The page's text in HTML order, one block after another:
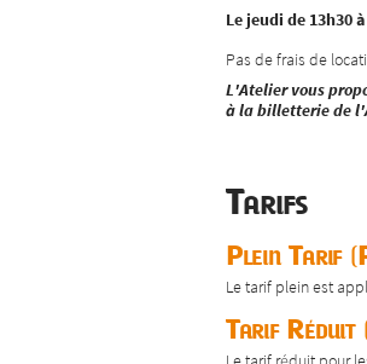
Le jeudi de 13h30
Pas de frais de
L'Atelier vous
à la billetterie de
Tarifs
Plein Tarif
Le tarif plein est
Tarif Réduit
Le tarif réduit pour